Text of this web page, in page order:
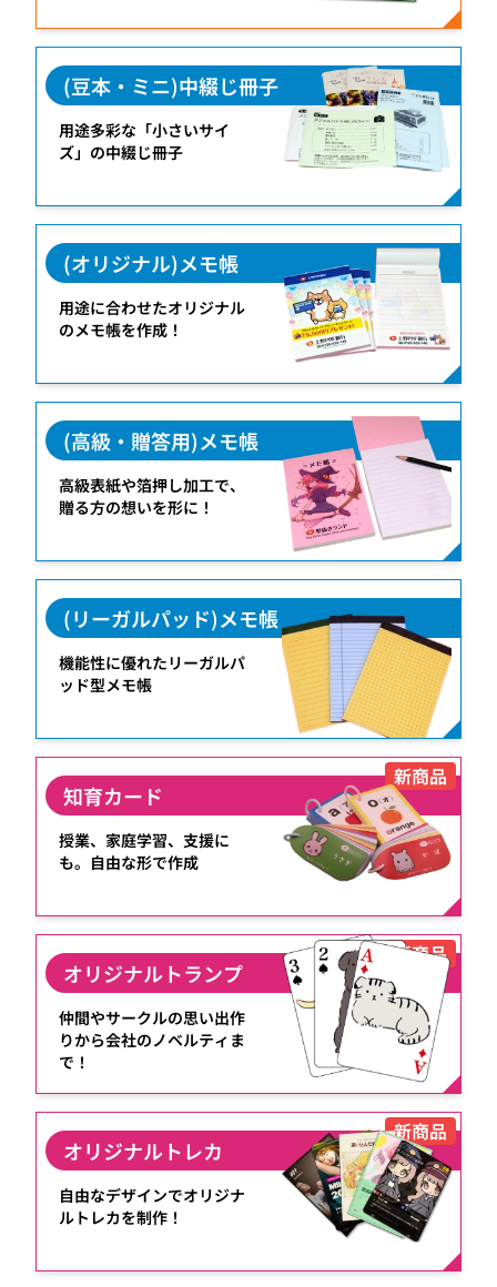
(豆本・ミニ)中綴じ冊子
用途多彩な「小さいサイ
ズ」の中綴じ冊子
(オリジナル)メモ帳
用途に合わせたオリジナル
のメモ帳を作成！
(高級・贈答用)メモ帳
高級表紙や箔押し加工で、
贈る方の想いを形に！
(リーガルパッド)メモ帳
機能性に優れたリーガルパ
ッド型メモ帳
新商品
知育カード
授業、家庭学習、支援に
も。自由な形で作成
新商品
オリジナルトランプ
仲間やサークルの思い出作
りから会社のノベルティま
で！
新商品
オリジナルトレカ
自由なデザインでオリジナ
ルトレカを制作！